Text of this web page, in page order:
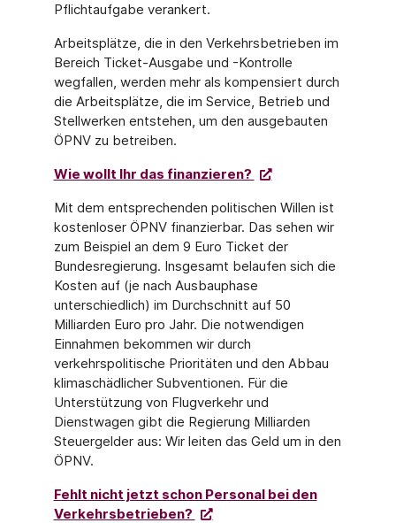
Pflichtaufgabe verankert.
Arbeitsplätze, die in den Verkehrsbetrieben im
Bereich Ticket-Ausgabe und -Kontrolle
wegfallen, werden mehr als kompensiert durch
die Arbeitsplätze, die im Service, Betrieb und
Stellwerken entstehen, um den ausgebauten
ÖPNV zu betreiben.
Wie wollt Ihr das finanzieren?
Mit dem entsprechenden politischen Willen ist
kostenloser ÖPNV finanzierbar. Das sehen wir
zum Beispiel an dem 9 Euro Ticket der
Bundesregierung. Insgesamt belaufen sich die
Kosten auf (je nach Ausbauphase
unterschiedlich) im Durchschnitt auf 50
Milliarden Euro pro Jahr. Die notwendigen
Einnahmen bekommen wir durch
verkehrspolitische Prioritäten und den Abbau
klimaschädlicher Subventionen. Für die
Unterstützung von Flugverkehr und
Dienstwagen gibt die Regierung Milliarden
Steuergelder aus: Wir leiten das Geld um in den
ÖPNV.
Fehlt nicht jetzt schon Personal bei den
Verkehrsbetrieben?